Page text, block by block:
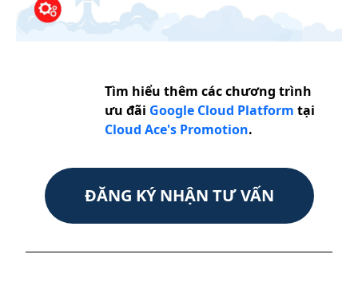
Tìm hiểu thêm các chương trình
ưu đãi Google Cloud Platform tại
Cloud Ace's Promotion.
ĐĂNG KÝ NHẬN TƯ VẤN